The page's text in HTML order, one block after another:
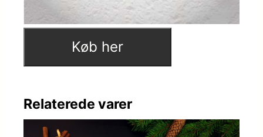
Køb her
Relaterede varer